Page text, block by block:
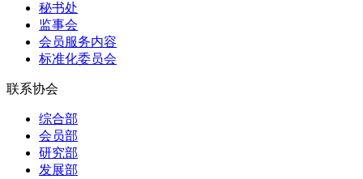
秘书处
监事会
会员服务内容
标准化委员会
联系协会
综合部
会员部
研究部
发展部